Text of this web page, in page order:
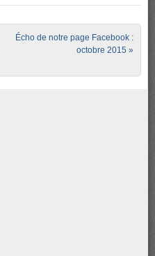
Écho de notre page Facebook :
octobre 2015 »